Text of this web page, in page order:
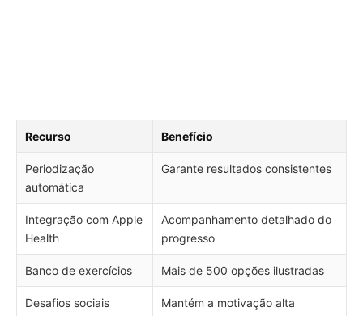
Recurso Benefício
Periodização
automática
Garante resultados consistentes
Integração com Apple
Health
Acompanhamento detalhado do
progresso
Banco de exercícios Mais de 500 opções ilustradas
Desafios sociais Mantém a motivação alta